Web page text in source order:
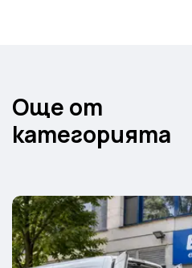
Още от
категорията